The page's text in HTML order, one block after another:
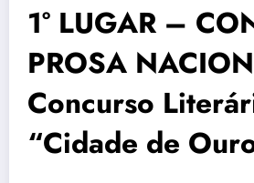
1° LUGAR –
PROSA
Concurso
“Cidade de